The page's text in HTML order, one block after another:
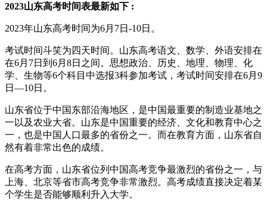
2023山东高考时间表最新如下 :
2023年山东高考时间为6月7日-10日。
考试时间斗笑为四天时间。山东高考语文、数学、外语安排在
在6月7日到6月8日之间。思想政治、历史、地理、物理、化
学、生物等6个科目中选报3科参加考试，考试时间安排在6月9
日—10日。
山东省位于中国东部沿海地区，是中国最重要的制造业基地之
一以及农业大省。山东是中国重要的经济、文化和教育中心之
一，也是中国人口最多的省份之一。而在教育方面，山东省自
然有着非常出色的成绩。
在高考方面，山东省位列中国高考竞争最激烈的省份之一，与
上海、北京等省市高考竞争非常激烈。高考成绩直接决定着某
个学生是否能够顺利升入大学。